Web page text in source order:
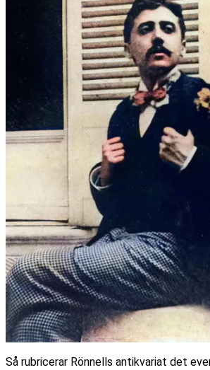
Så rubricerar Rönnells antikvariat det